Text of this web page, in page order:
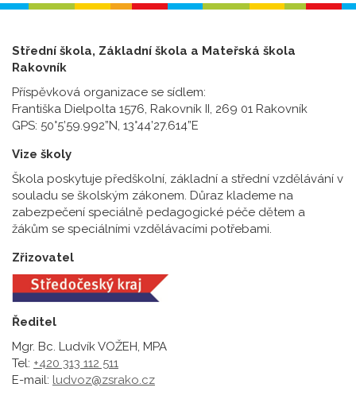
Střední škola, Základní škola a Mateřská škola
Rakovník
Příspěvková organizace se sídlem:
Františka Dielpolta 1576, Rakovník II, 269 01 Rakovník
GPS: 50°5’59.992”N, 13°44’27.614”E
Vize školy
Škola poskytuje předškolní, základní a střední vzdělávání v
souladu se školským zákonem. Důraz klademe na
zabezpečení speciálně pedagogické péče dětem a
žákům se speciálními vzdělávacími potřebami.
Zřizovatel
Ředitel
Mgr. Bc. Ludvík VOŽEH, MPA
Tel: +420 313 112 511
E-mail: ludvoz@zsrako.cz